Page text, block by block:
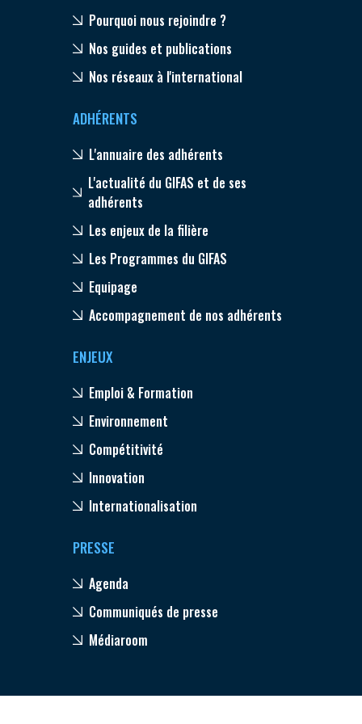
Pourquoi nous rejoindre ?
Nos guides et publications
Nos réseaux à l'international
ADHÉRENTS
L'annuaire des adhérents
L'actualité du GIFAS et de ses
adhérents
Les enjeux de la filière
Les Programmes du GIFAS
Equipage
Accompagnement de nos adhérents
ENJEUX
Emploi & Formation
Environnement
Compétitivité
Innovation
Internationalisation
PRESSE
Agenda
Communiqués de presse
Médiaroom